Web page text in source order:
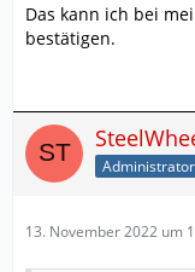
Das kann ich bei
bestätigen.
Administrator
13. November 2022 um